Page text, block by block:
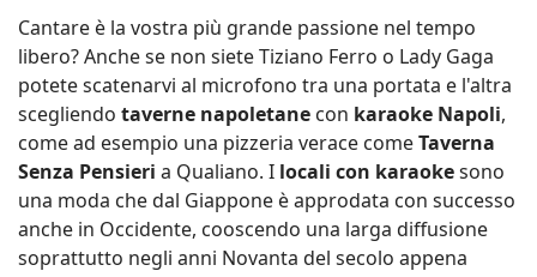
Cantare è la vostra più grande passione nel tempo
libero? Anche se non siete Tiziano Ferro o Lady Gaga
potete scatenarvi al microfono tra una portata e l'altra
scegliendo taverne napoletane con karaoke Napoli,
come ad esempio una pizzeria verace comeTaverna
Senza Pensieri a Qualiano. I locali con karaokesono
una moda che dal Giappone è approdata con successo
anche in Occidente, cooscendo una larga diffusione
soprattutto negli anni Novanta del secolo appena